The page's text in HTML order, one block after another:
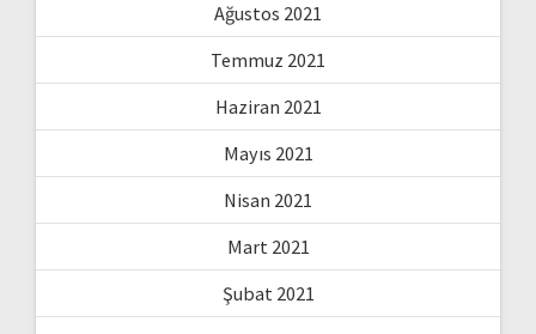
Ağustos 2021
Temmuz 2021
Haziran 2021
Mayıs 2021
Nisan 2021
Mart 2021
Şubat 2021